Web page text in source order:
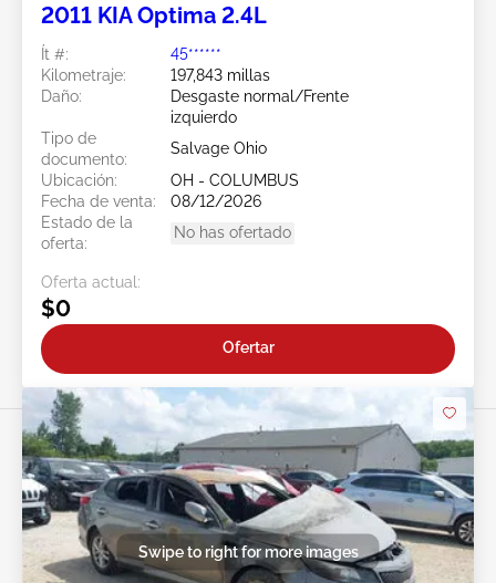
2011 KIA Optima 2.4L
Ít #:
45******
Kilometraje:
197,843 millas
Daño:
Desgaste normal/Frente
izquierdo
Tipo de
documento:
Salvage Ohio
Ubicación:
OH - COLUMBUS
Fecha de venta:
08/12/2026
Estado de la
oferta:
No has ofertado
Oferta actual:
$0
Ofertar
Swipe to right for more images